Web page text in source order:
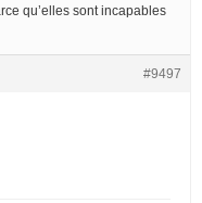
qu’elles sont incapables
#9497